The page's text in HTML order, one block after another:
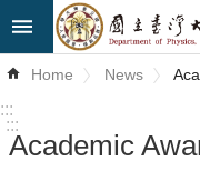
Skip to main content
Advanced
Search
News
Home News
:::
:::
Academic